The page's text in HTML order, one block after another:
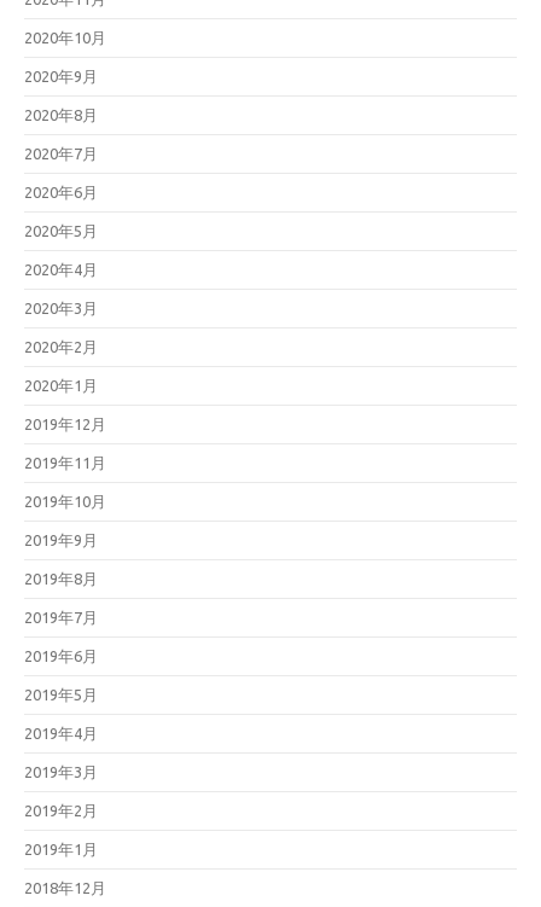
2020年10月
2020年9月
2020年8月
2020年7月
2020年6月
2020年5月
2020年4月
2020年3月
2020年2月
2020年1月
2019年12月
2019年11月
2019年10月
2019年9月
2019年8月
2019年7月
2019年6月
2019年5月
2019年4月
2019年3月
2019年2月
2019年1月
2018年12月